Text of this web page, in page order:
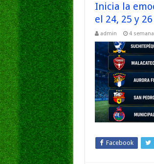
Inicia la
el 24, 25 y
admin 4
Facebook